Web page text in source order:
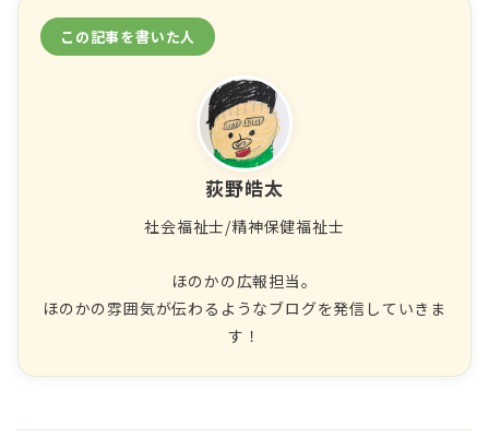
この記事を書いた人
荻野皓太
社会福祉士/精神保健福祉士
ほのかの広報担当。
ほのかの雰囲気が伝わるようなブログを発信していきま
す！